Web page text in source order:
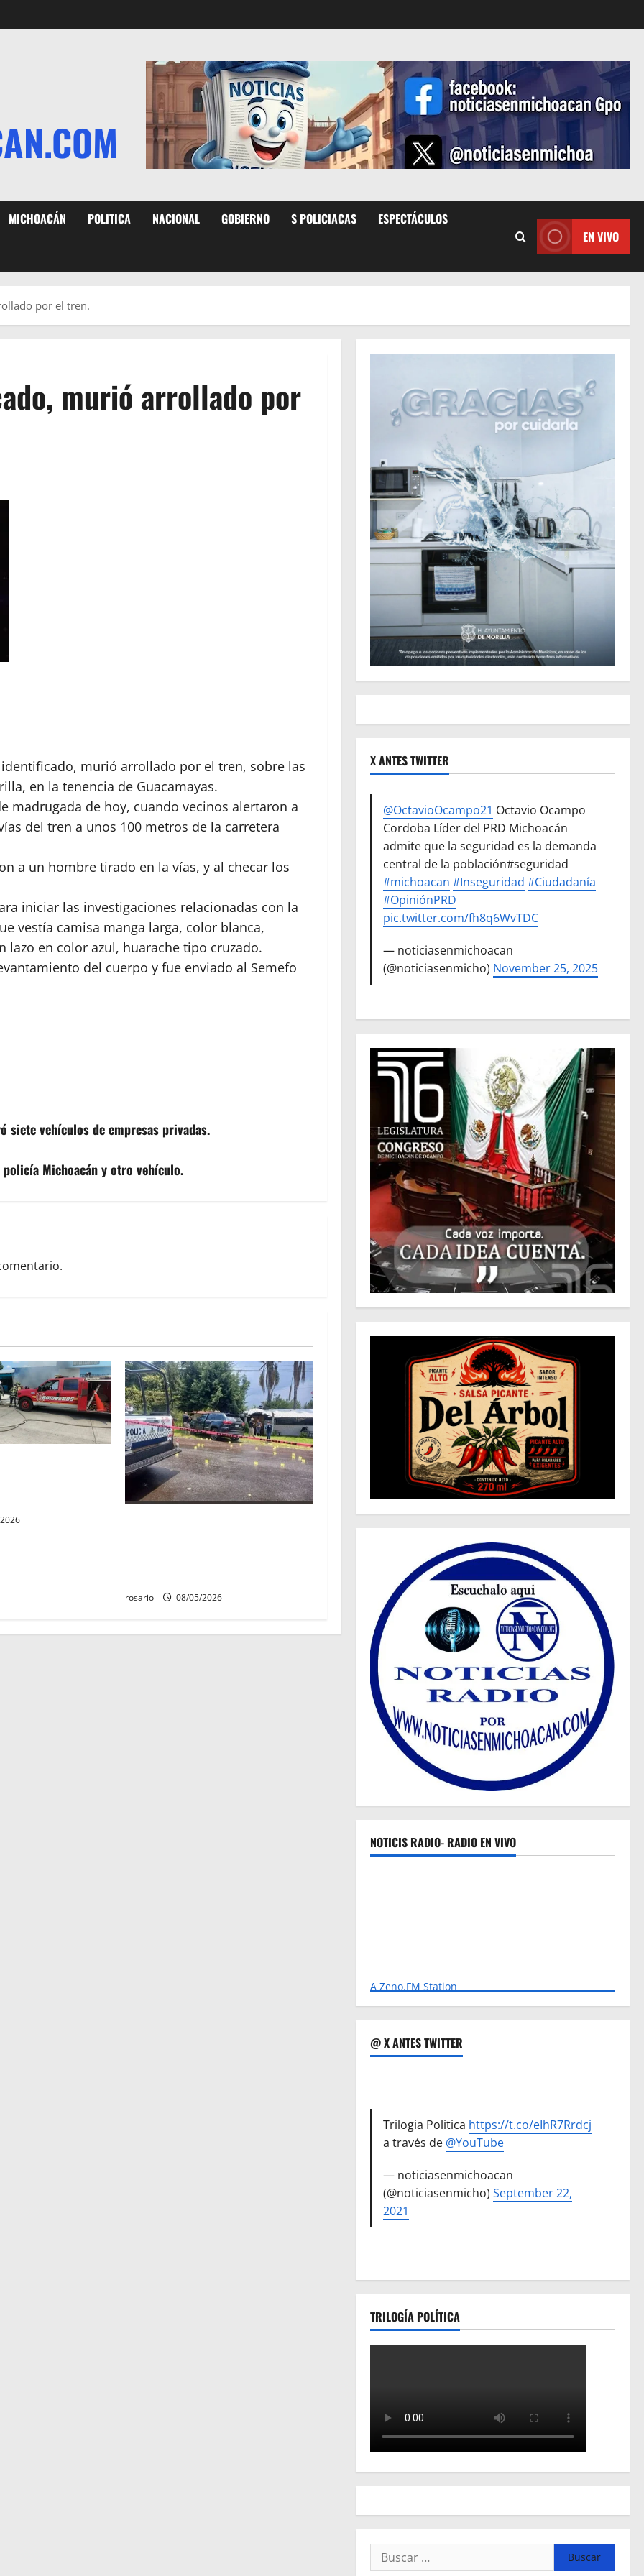
MICHOACÁN POLITICA NACIONAL GOBIERNO S POLICIACAS ESPECTÁCULOS
EN VIVO
por el tren.
murió arrollado por
murió arrollado por el tren, sobre las
en la tenencia de Guacamayas.
madrugada de hoy, cuando vecinos alertaron a
del tren a unos 100 metros de la carretera
a un hombre tirado en la vías, y al checar los
iniciar las investigaciones relacionadas con la
vestía camisa manga larga, color blanca,
en color azul, huarache tipo cruzado.
del cuerpo y fue enviado al Semefo
siete vehículos de empresas privadas.
Michoacán y otro vehículo.
rosario 08/05/2026
X ANTES TWITTER
@OctavioOcampo21 Octavio Ocampo
Cordoba Líder del PRD Michoacán
admite que la seguridad es la demanda
central de la población#seguridad
#michoacan #Inseguridad #Ciudadanía
#OpiniónPRD
pic.twitter.com/fh8q6WvTDC
— noticiasenmichoacan
(@noticiasenmicho) November 25, 2025
NOTICIS RADIO- RADIO EN VIVO
A Zeno.FM Station
@ X ANTES TWITTER
Trilogia Politica https://t.co/eIhR7Rrdcj
a través de @YouTube
— noticiasenmichoacan
(@noticiasenmicho)September 22,
2021
TRILOGÍA POLÍTICA
Buscar: